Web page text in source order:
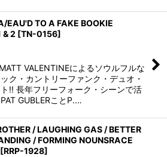
EAU'D TO A FAKE BOOKIE
& 2 [TN-0156]
VALENTINEによるソウルフルな
ク・カントリーファンク・デュオ・
!! 長年フリーフォーク・シーンで活
GUBLERことP.…
/ LAUGHING GAS / BETTER
/ FORMING NOUNSRACE
[RRP-1928]